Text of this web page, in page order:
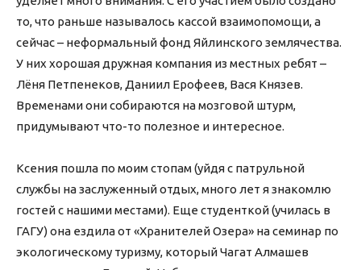
то, что раньше называлось кассой взаимопомощи, а
сейчас – неформальный фонд Яйлинского землячества.
У них хорошая дружная компания из местных ребят –
Лёня Петпенеков, Даниил Ерофеев, Вася Князев.
Временами они собираются на мозговой штурм,
придумывают что-то полезное и интересное.
Ксения пошла по моим стопам (уйдя с патрульной
службы на заслуженный отдых, много лет я знакомлю
гостей с нашими местами). Еще студенткой (училась в
ГАГУ) она ездила от «Хранителей Озера» на семинар по
экологическому туризму, который Чагат Алмашев